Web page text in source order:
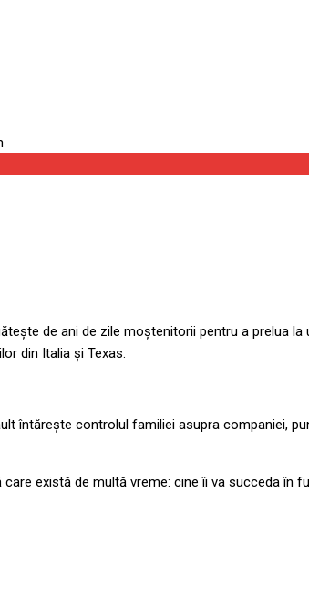
de ani de zile moștenitorii pentru a prelua
din Italia și Texas.
întărește controlul familiei asupra companiei,
există de multă vreme: cine îi va succeda în